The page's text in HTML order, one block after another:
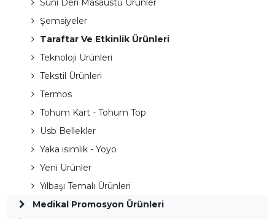
Suni Deri Masaüstü Ürünler
Şemsiyeler
Taraftar Ve Etkinlik Ürünleri
Teknoloji Ürünleri
Tekstil Ürünleri
Termos
Tohum Kart - Tohum Top
Usb Bellekler
Yaka isimlik - Yoyo
Yeni Ürünler
Yılbaşı Temalı Ürünleri
Medikal Promosyon Ürünleri